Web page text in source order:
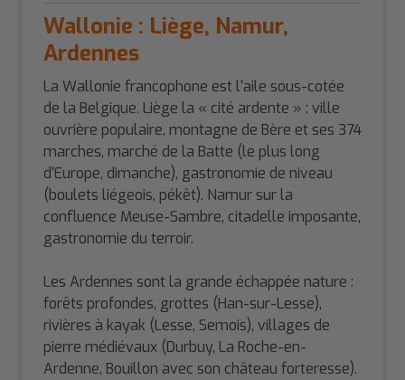
Wallonie : Liège, Namur,
Ardennes
La Wallonie francophone est l'aile sous-cotée
de la Belgique. Liège la « cité ardente » : ville
ouvrière populaire, montagne de Bère et ses 374
marches, marché de la Batte (le plus long
d'Europe, dimanche), gastronomie de niveau
(boulets liégeois, pékêt). Namur sur la
confluence Meuse-Sambre, citadelle imposante,
gastronomie du terroir.
Les Ardennes sont la grande échappée nature :
forêts profondes, grottes (Han-sur-Lesse),
rivières à kayak (Lesse, Semois), villages de
pierre médiévaux (Durbuy, La Roche-en-
Ardenne, Bouillon avec son château forteresse).